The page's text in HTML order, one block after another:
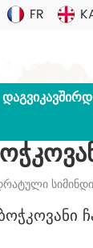
FR